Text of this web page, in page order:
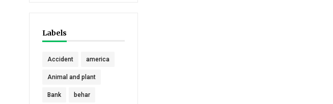
Labels
Accident america
Animal and plant
Bank behar